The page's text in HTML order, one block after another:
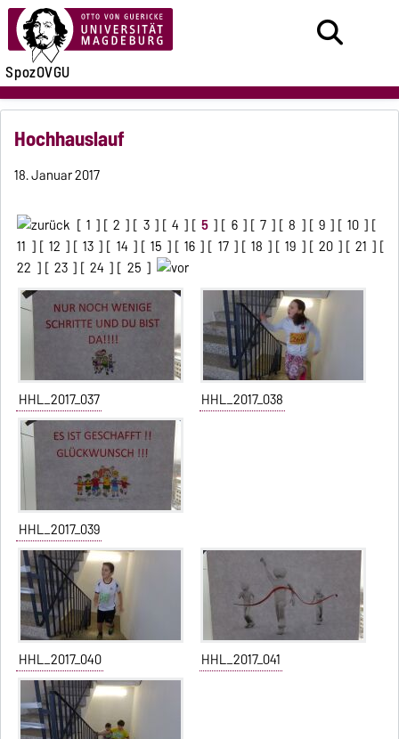
SpozOVGU
Hochhauslauf
18. Januar 2017
[ 1 ] [ 2 ] [ 3 ] [ 4 ] [ 5 ] [ 6 ] [ 7 ] [ 8 ] [ 9 ] [ 10 ] [
11 ] [ 12 ] [ 13 ] [ 14 ] [ 15 ] [ 16 ] [ 17 ] [ 18 ] [ 19 ] [ 20 ] [ 21 ] [
22 ] [ 23 ] [ 24 ] [ 25 ]
HHL_2017_037 HHL_2017_038
HHL_2017_039
HHL_2017_040 HHL_2017_041